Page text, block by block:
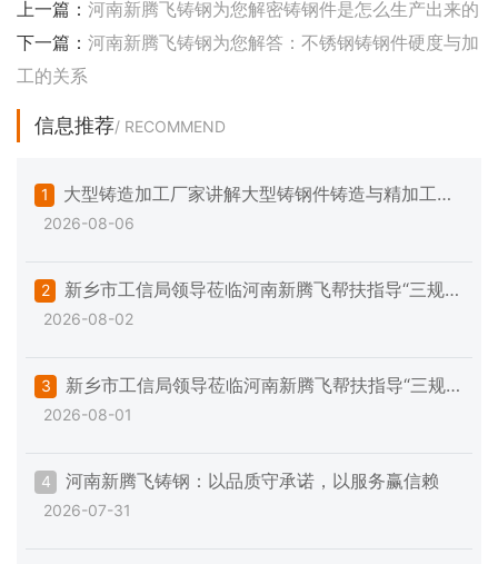
上一篇： 河南新腾飞铸钢为您解密铸钢件是怎么生产出来的
下一篇： 河南新腾飞铸钢为您解答：不锈钢铸钢件硬度与加
工的关系
信息推荐/ RECOMMEND
1
大型铸造加工厂家讲解大型铸钢件铸造与精加工的
一些注意事项
2026-08-06
2
新乡市工信局领导莅临河南新腾飞帮扶指导“三规范
一提升”专项工作
2026-08-02
3
新乡市工信局领导莅临河南新腾飞帮扶指导“三规
范一提升”专项工作
2026-08-01
4 河南新腾飞铸钢：以品质守承诺，以服务赢信赖
2026-07-31